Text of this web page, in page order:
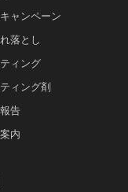
ャンペーン
落とし
ィング
ィング剤
告
内